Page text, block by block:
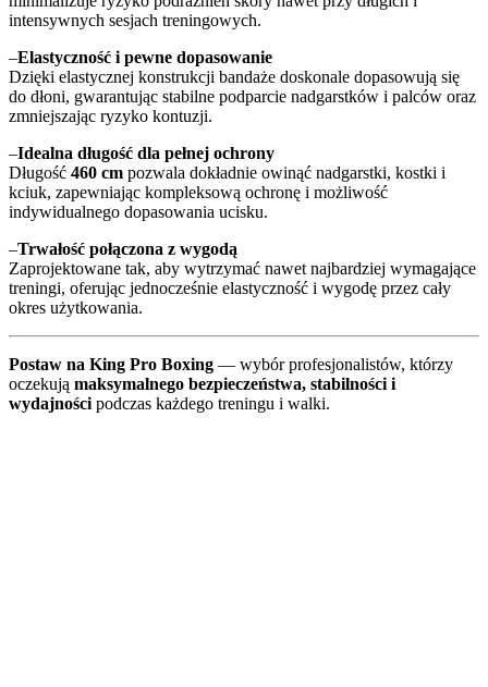
intensywnych sesjach treningowych.
–Elastyczność i pewne dopasowanie
Dzięki elastycznej konstrukcji bandaże doskonale dopasowują się
do dłoni, gwarantując stabilne podparcie nadgarstków i palców oraz
zmniejszając ryzyko kontuzji.
–Idealna długość dla pełnej ochrony
Długość 460 cm pozwala dokładnie owinąć nadgarstki, kostki i
kciuk, zapewniając kompleksową ochronę i możliwość
indywidualnego dopasowania ucisku.
–Trwałość połączona z wygodą
Zaprojektowane tak, aby wytrzymać nawet najbardziej wymagające
treningi, oferując jednocześnie elastyczność i wygodę przez cały
okres użytkowania.
Postaw na King Pro Boxing — wybór profesjonalistów, którzy
oczekują maksymalnego bezpieczeństwa, stabilności i
wydajności podczas każdego treningu i walki.